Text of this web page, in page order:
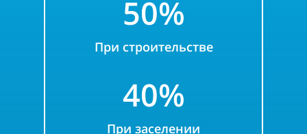
50%
При строительстве
40%
При заселении